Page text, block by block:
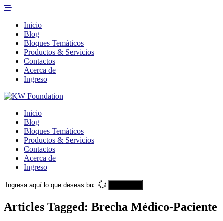
Inicio
Blog
Bloques Temáticos
Productos & Servicios
Contactos
Acerca de
Ingreso
Inicio
Blog
Bloques Temáticos
Productos & Servicios
Contactos
Acerca de
Ingreso
Articles Tagged: Brecha Médico-Paciente